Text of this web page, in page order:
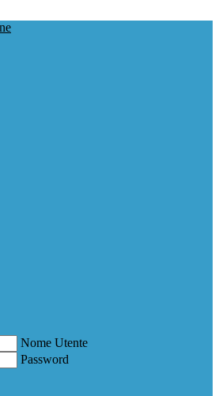
Nome Utente
Password